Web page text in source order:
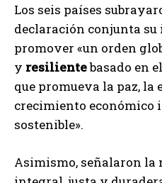
Los seis países
declaración conjunta su
promover «un orden
y resilientebasado en
que promueva la paz, la
crecimiento económico
sostenible».
Asimismo, señalaron la